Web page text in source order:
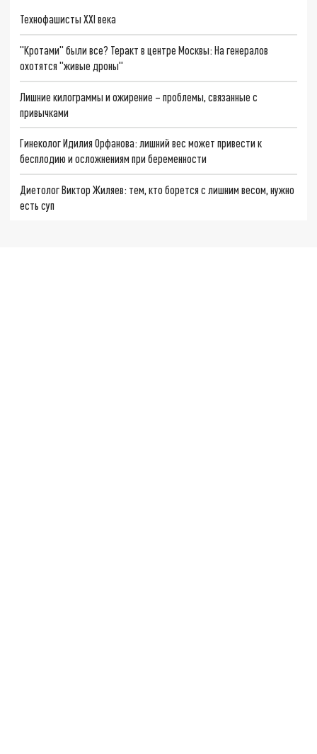
Технофашисты XXI века
"Кротами" были все? Теракт в центре Москвы: На генералов
охотятся "живые дроны"
Лишние килограммы и ожирение – проблемы, связанные с
привычками
Гинеколог Идилия Орфанова: лишний вес может привести к
бесплодию и осложнениям при беременности
Диетолог Виктор Жиляев: тем, кто борется с лишним весом, нужно
есть суп